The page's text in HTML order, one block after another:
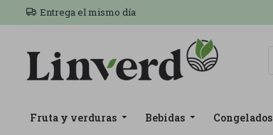
Entrega el mismo día
Fruta y verduras Bebidas Congelados